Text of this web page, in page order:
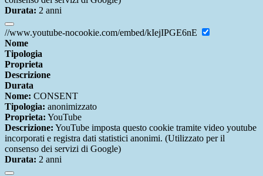
Durata: 2 anni
//www.youtube-nocookie.com/embed/kIejIPGE6nE
Nome
Tipologia
Proprieta
Descrizione
Durata
Nome: CONSENT
Tipologia: anonimizzato
Proprieta: YouTube
Descrizione: YouTube imposta questo cookie tramite video youtube
incorporati e registra dati statistici anonimi. (Utilizzato per il
consenso dei servizi di Google)
Durata: 2 anni